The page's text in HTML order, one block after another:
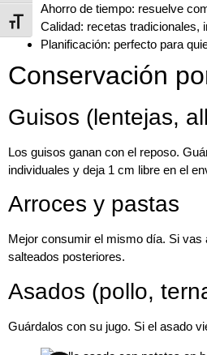
Alternar tamaño de letra
Ahorro de tiempo: resuelve
Calidad: recetas tradicionales,
Planificación: perfecto para
Conservación
Guisos (lentejas,
Los guisos ganan con el reposo.
individuales y deja 1 cm libre en el
Arroces y pastas
Mejor consumir el mismo día. Si vas
salteados posteriores.
Asados (pollo,
Guárdalos con su jugo. Si el asado